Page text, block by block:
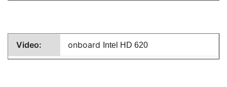
Video: onboard Intel HD 620